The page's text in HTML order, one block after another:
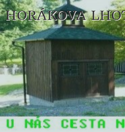
HORÁKOVA